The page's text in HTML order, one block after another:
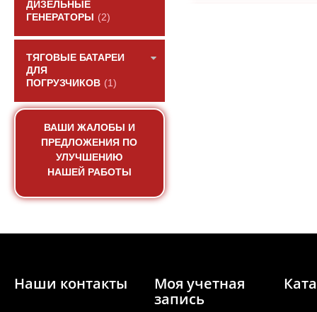
ДИЗЕЛЬНЫЕ
ГЕНЕРАТОРЫ
(2)
ТЯГОВЫЕ БАТАРЕИ
ДЛЯ
ПОГРУЗЧИКОВ (1)
ВАШИ ЖАЛОБЫ И
ПРЕДЛОЖЕНИЯ ПО
УЛУЧШЕНИЮ
НАШЕЙ РАБОТЫ
Наши контакты
Моя учетная
запись